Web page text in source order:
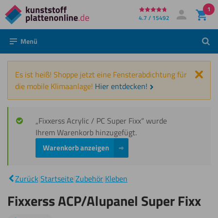
Direkt
zum
Inhalt
4.7 / 15492 Mein Konto
Anmelden
1
Menü
Es ist heiß! Shoppe jetzt eine Fensterabdichtung für
die mobile Klimaanlage! Hier entdecken!
„Fixxerss Acrylic / PC Super Fixx“ wurde
Ihrem Warenkorb hinzugefügt.
Warenkorb anzeigen
Zurück StartseiteZubehör Kleben
ACP/Alupanel
Super Fixx
Fixxerss ACP/Alupanel Super Fixx